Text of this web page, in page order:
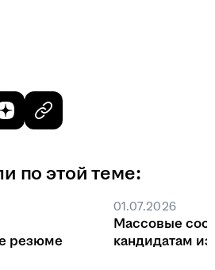
по этой теме:
резюме
01.07.2026
Массовые
кандидатам